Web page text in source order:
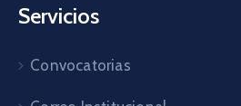
Servicios
Convocatorias